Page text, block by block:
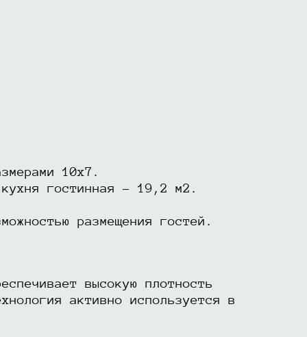
10х7.
гостинная - 19,2 м2.
размещения гостей.
высокую плотность
активно используется в